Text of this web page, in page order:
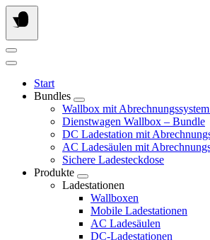
Springe
zum
Inhalt
Start
Bundles
Wallbox mit
Dienstwagen Wallbox – Bundle
DC Ladestation mit
AC Ladesäulen mit
Sichere Ladesteckdose
Produkte
Ladestationen
Wallboxen
Mobile Ladestationen
AC Ladesäulen
DC-Ladestationen